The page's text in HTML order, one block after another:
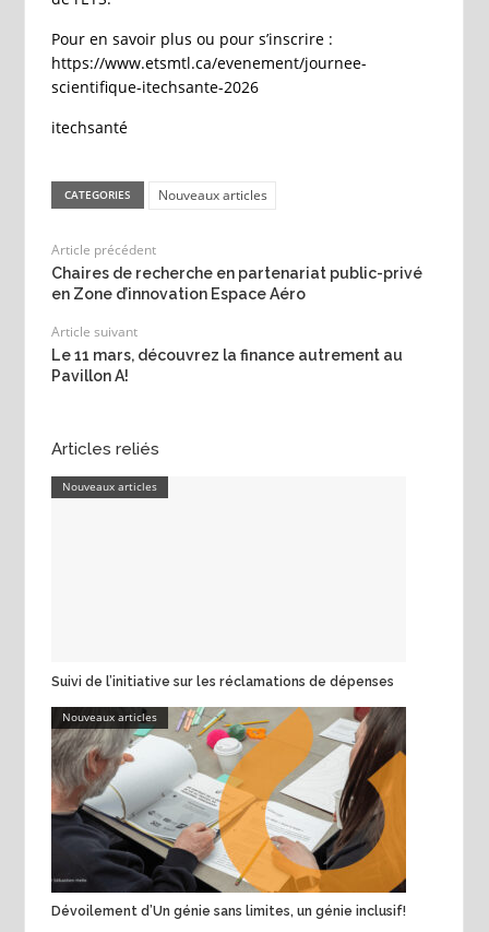
Pour en savoir plus ou pour s’inscrire :
https://www.etsmtl.ca/evenement/journee-
scientifique-itechsante-2026
itechsanté
CATEGORIES Nouveaux articles
Article précédent
Chaires de recherche en partenariat public-privé
en Zone d’innovation Espace Aéro
Article suivant
Le 11 mars, découvrez la finance autrement au
Pavillon A!
Articles reliés
Nouveaux articles
Suivi de l’initiative sur les réclamations de dépenses
Nouveaux articles
Dévoilement d’Un génie sans limites, un génie inclusif!